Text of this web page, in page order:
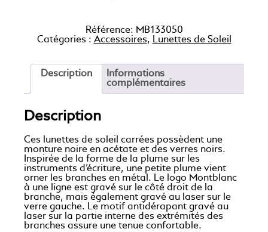
Référence: MB133050
Catégories : Accessoires, Lunettes de Soleil
Description
Informations
complémentaires
Description
Ces lunettes de soleil carrées possèdent une
monture noire en acétate et des verres noirs.
Inspirée de la forme de la plume sur les
instruments d’écriture, une petite plume vient
orner les branches en métal. Le logo Montblanc
à une ligne est gravé sur le côté droit de la
branche, mais également gravé au laser sur le
verre gauche. Le motif antidérapant gravé au
laser sur la partie interne des extrémités des
branches assure une tenue confortable.